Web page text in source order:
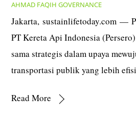
AHMAD FAQIH GOVERNANCE
Jakarta, sustainlifetoday.com —
PT Kereta Api Indonesia
sama strategis dalam upaya
transportasi publik yang lebih
Read More